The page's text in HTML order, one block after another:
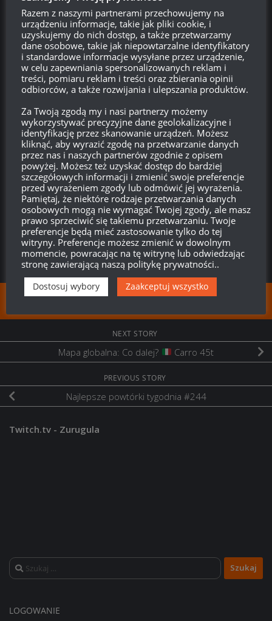
Po wypełnieniu całego łańcucha otrzymacie nagrodę
główną.
Login
[+]
Ta strona używa Akismet do redukcji spamu.Dowiedz się,
w jaki sposób przetwarzane są dane Twoich komentarzy.
KOMENTARZY
NEXT STORY
Mapa globalna: Co dalej? Carro 45t
PREVIOUS STORY
Najlepsze powtórki tygodnia #244
Twitch.tv - Zurugula
Szukaj:
LOGOWANIE
Razem z naszymi partnerami przechowujemy na
urządzeniu informacje, takie jak pliki cookie, i
uzyskujemy do nich dostęp, a także przetwarzamy
dane osobowe, takie jak niepowtarzalne identyfikatory
i standardowe informacje wysyłane przez urządzenie,
w celu zapewniania spersonalizowanych reklam i
treści, pomiaru reklam i treści oraz zbierania opinii
odbiorców, a także rozwijania i ulepszania produktów.
Za Twoją zgodą my i nasi partnerzy możemy
wykorzystywać precyzyjne dane geolokalizacyjne i
identyfikację przez skanowanie urządzeń. Możesz
kliknąć, aby wyrazić zgodę na przetwarzanie danych
przez nas i naszych partnerów zgodnie z opisem
powyżej. Możesz też uzyskać dostęp do bardziej
szczegółowych informacji i zmienić swoje preferencje
przed wyrażeniem zgody lub odmówić jej wyrażenia.
Pamiętaj, że niektóre rodzaje przetwarzania danych
osobowych mogą nie wymagać Twojej zgody, ale masz
prawo sprzeciwić się takiemu przetwarzaniu. Twoje
preferencje będą mieć zastosowanie tylko do tej
witryny. Preferencje możesz zmienić w dowolnym
momencie, powracając na tę witrynę lub odwiedzając
stronę zawierającą naszą politykę prywatności..
Dostosuj wybory Zaakceptuj wszystko